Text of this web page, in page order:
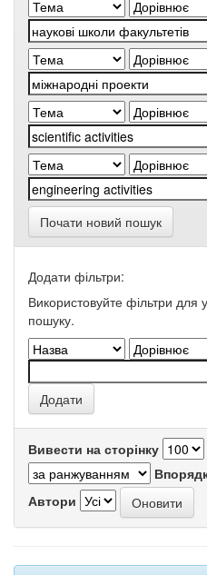
Почати новий пошук
Додати фільтри:
Використовуйте фільтри для
пошуку.
Вивести на сторінку
Автори